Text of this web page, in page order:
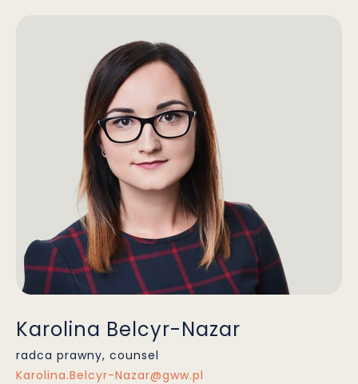
Karolina Belcyr-Nazar
radca prawny, counsel
Karolina.Belcyr-Nazar@gww.pl